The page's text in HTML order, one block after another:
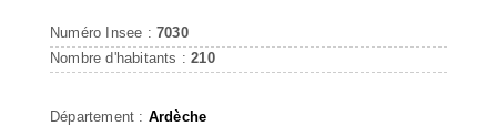
Numéro Insee : 7030
Nombre d'habitants :210
Département : Ardèche